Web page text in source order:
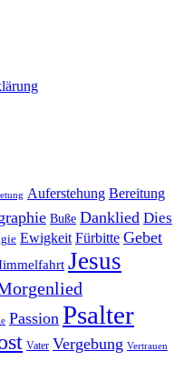
Auferstehung Bereitung
Buße Danklied Dies
Ewigkeit Fürbitte Gebet
Jesus
Passion Psalter
Vater Vergebung Vertrauen